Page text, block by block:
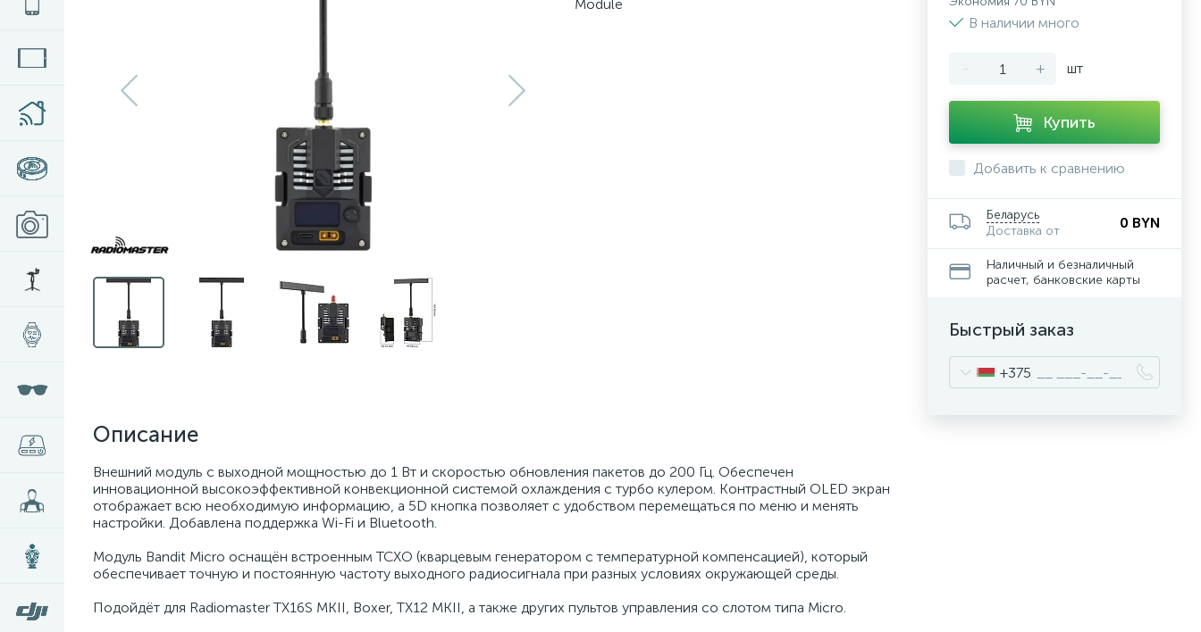
Module
Описание
Внешний модуль с выходной мощностью до 1 Вт и скоростью обновления пакетов до 200 Гц. Обеспечен
инновационной высокоэффективной конвекционной системой охлаждения с турбо кулером. Контрастный OLED экран
отображает всю необходимую информацию, а 5D кнопка позволяет с удобством перемещаться по меню и менять
настройки. Добавлена поддержка Wi-Fi и Bluetooth.
Модуль Bandit Micro оснащён встроенным TCXO (кварцевым генератором с температурной компенсацией), который
обеспечивает точную и постоянную частоту выходного радиосигнала при разных условиях окружающей среды.
Подойдёт для Radiomaster TX16S MKII, Boxer, TX12 MKII, а также других пультов управления со слотом типа Micro.
В наличии много
- + шт
Купить
Добавить к сравнению
Беларусь
Доставка от
0 BYN
Наличный и безналичный
расчет, банковские карты
Быстрый заказ
+375